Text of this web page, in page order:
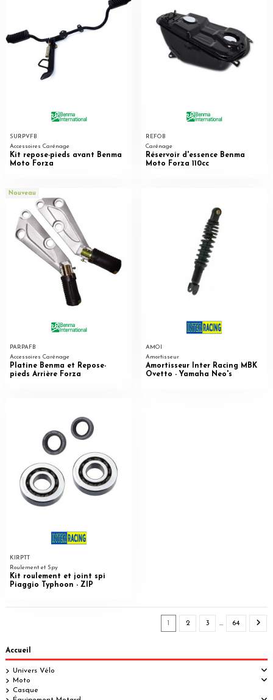
SURPVFB
Accessoires Carénage
Kit repose-pieds avant Benma
Moto Forza
REFOB
Carénage
Réservoir d'essence Benma
Moto Forza 110cc
Nouveau
PARPAFB
Accessoires Carénage
Platine Benma et Repose-
pieds Arrière Forza
AMOI
Amortisseur
Amortisseur Inter Racing MBK
Ovetto - Yamaha Neo's
KIRPTT
Roulement et Spy
Kit roulement et joint spi
Piaggio Typhoon - ZIP
1 2 3 … 64
Accueil
Univers Vélo
Moto
Casque